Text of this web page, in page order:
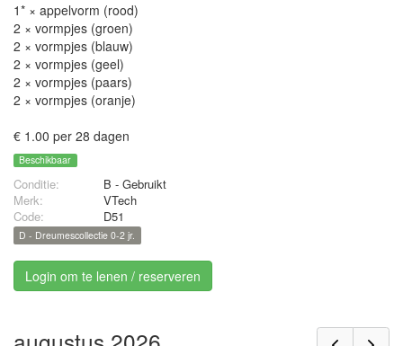
1* × appelvorm (rood)
2 × vormpjes (groen)
2 × vormpjes (blauw)
2 × vormpjes (geel)
2 × vormpjes (paars)
2 × vormpjes (oranje)
€ 1.00 per 28 dagen
Beschikbaar
Conditie:
B - Gebruikt
Merk:
VTech
Code:
D51
D - Dreumescollectie 0-2 jr.
Login om te lenen / reserveren